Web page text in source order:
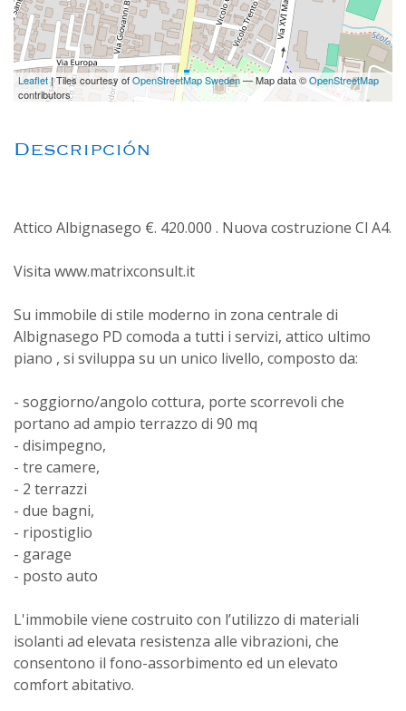
Leaflet| Tiles courtesy ofOpenStreetMap Sweden— Map data ©OpenStreetMap
contributors
Descripción
Attico Albignasego €. 420.000 . Nuova costruzione Cl A4.
Visita www.matrixconsult.it
Su immobile di stile moderno in zona centrale di
Albignasego PD comoda a tutti i servizi, attico ultimo
piano , si sviluppa su un unico livello, composto da:
- soggiorno/angolo cottura, porte scorrevoli che
portano ad ampio terrazzo di 90 mq
- disimpegno,
- tre camere,
- 2 terrazzi
- due bagni,
- ripostiglio
- garage
- posto auto
L'immobile viene costruito con l’utilizzo di materiali
isolanti ad elevata resistenza alle vibrazioni, che
consentono il fono-assorbimento ed un elevato
comfort abitativo.